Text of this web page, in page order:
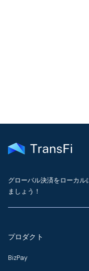
グローバル決済をローカル
ましょう！
プロダクト
BizPay